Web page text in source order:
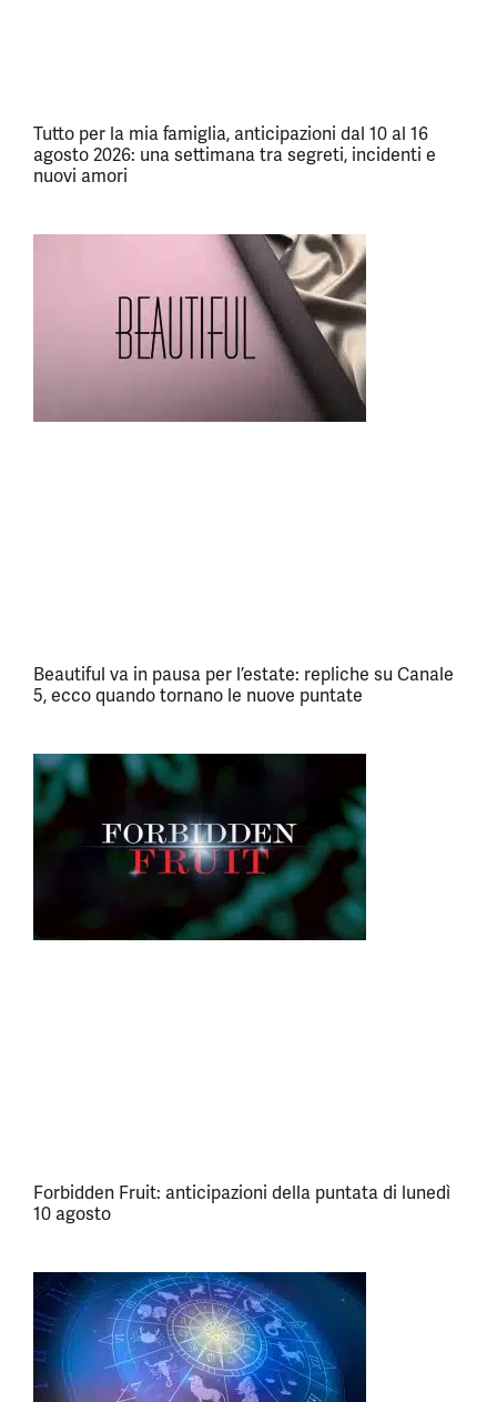
Tutto per la mia famiglia, anticipazioni dal 10 al 16
agosto 2026: una settimana tra segreti, incidenti e
nuovi amori
Beautiful va in pausa per l’estate: repliche su Canale
5, ecco quando tornano le nuove puntate
Forbidden Fruit: anticipazioni della puntata di lunedì
10 agosto